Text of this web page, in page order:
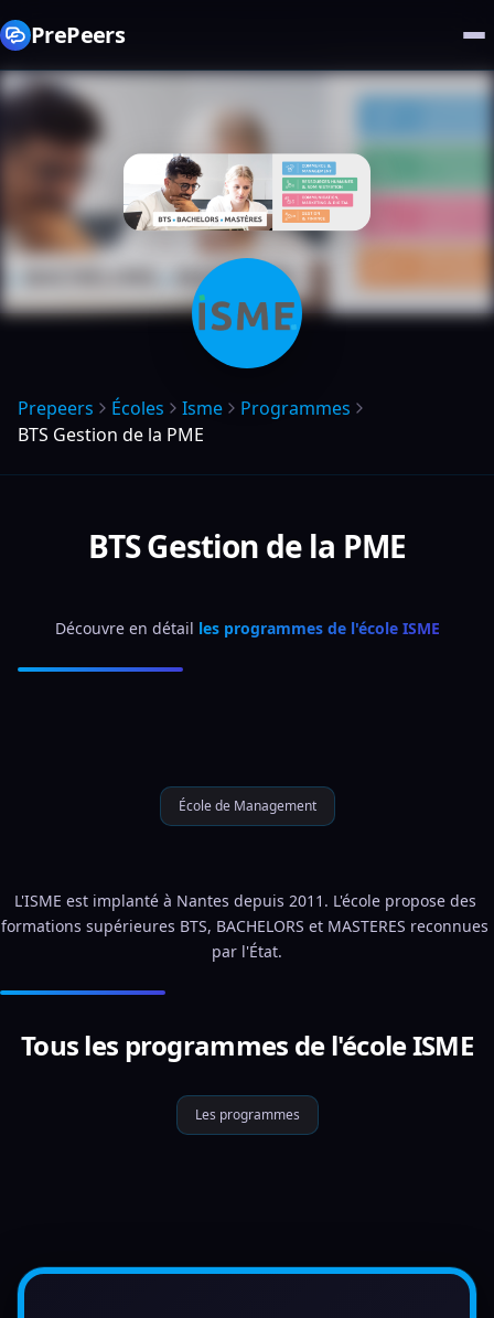
PrePeers
Prepeers Écoles Isme
Programmes
BTS Gestion de la PME
BTS Gestion de la PME
Découvre en détail les programmes de l'école ISME
École de Management
L'ISME est implanté à Nantes depuis 2011. L'école propose des
formations supérieures BTS, BACHELORS et MASTERES reconnues
par l'État.
Tous les programmes de l'école ISME
Les programmes